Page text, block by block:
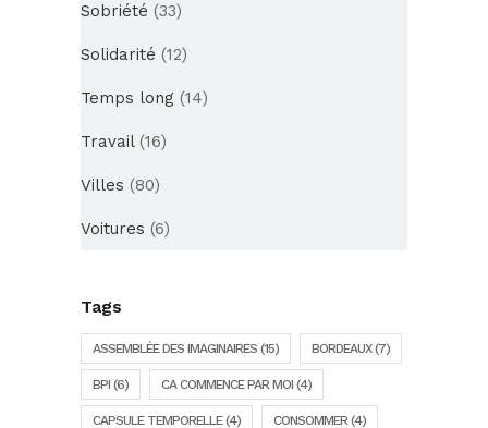
Sobriété (33)
Solidarité (12)
Temps long (14)
Travail(16)
Villes (80)
Voitures (6)
Tags
ASSEMBLÉE DES IMAGINAIRES (15) BORDEAUX(7)
BPI (6) CA COMMENCE PAR MOI (4)
CAPSULE TEMPORELLE(4) CONSOMMER(4)